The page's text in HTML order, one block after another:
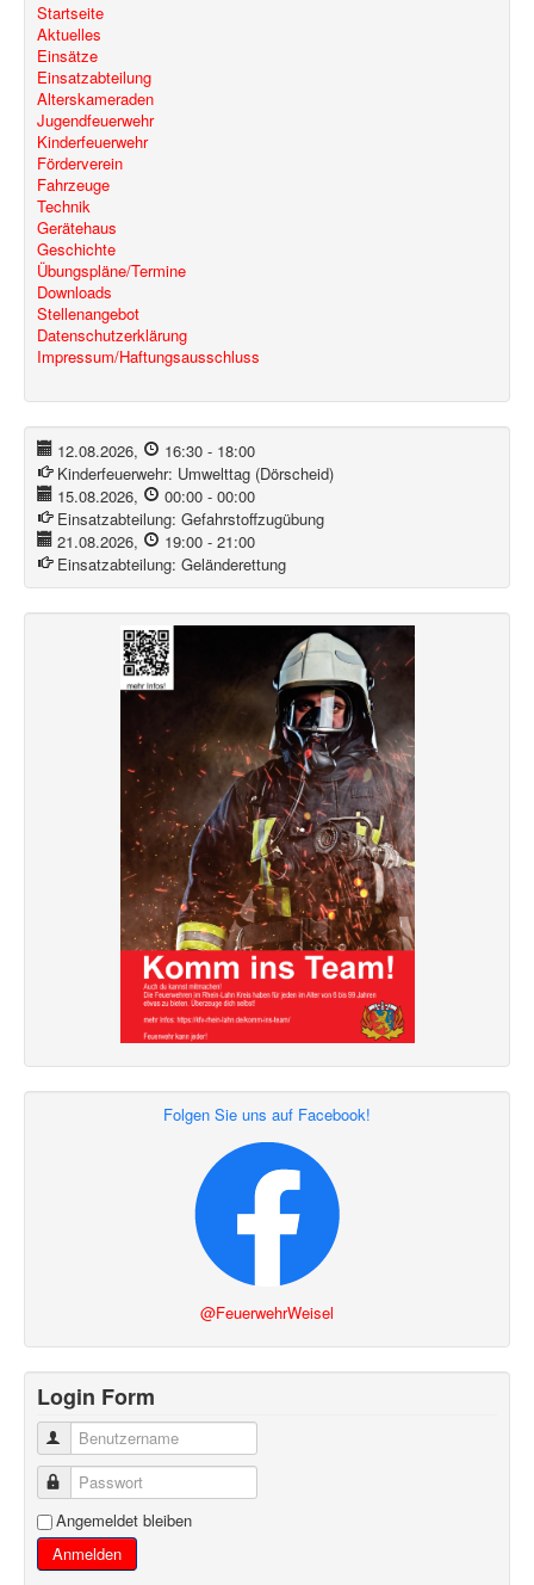
Startseite
Aktuelles
Einsätze
Einsatzabteilung
Alterskameraden
Jugendfeuerwehr
Kinderfeuerwehr
Förderverein
Fahrzeuge
Technik
Gerätehaus
Geschichte
Übungspläne/Termine
Downloads
Stellenangebot
Datenschutzerklärung
Impressum/Haftungsausschluss
12.08.2026, 16:30- 18:00
Kinderfeuerwehr: Umwelttag (Dörscheid)
15.08.2026, 00:00- 00:00
Einsatzabteilung:Gefahrstoffzugübung
21.08.2026, 19:00- 21:00
Einsatzabteilung:Geländerettung
Folgen Sie uns auf Facebook!
@FeuerwehrWeisel
Login Form
Benutzername
Passwort
Angemeldet bleiben
Anmelden